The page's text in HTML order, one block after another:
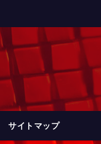
サイトマップ